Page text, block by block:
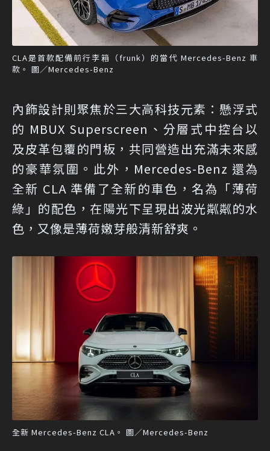
CLA是首款配備前行李箱（frunk）的當代 Mercedes-Benz 車
款。 圖／Mercedes-Benz
內飾設計則聚焦於三大高科技元素：懸浮式
的 MBUX Superscreen、分層式中控台以
及皮革包覆的門板，共同營造出充滿未來感
的豪華氛圍。此外，Mercedes-Benz 還為
全新 CLA 準備了全新的車色，名為「薄荷
綠」的配色，在陽光下呈現出波光粼粼的水
色，又像是薄荷嫩芽般清新舒爽。
全新 Mercedes-Benz CLA。 圖／Mercedes-Benz